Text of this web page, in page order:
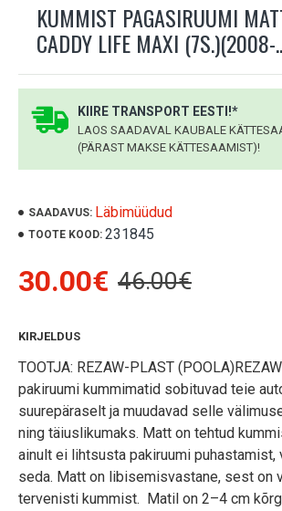
KUMMIST PAGASIRUUMI
CADDY LIFE MAXI
KIIRE TRANSPORT EESTI!*
LAOS SAADAVAL KAUBALE
(PÄRAST MAKSE KÄTTESAAMIST)!
SAADAVUS: Läbimüüdud
TOOTE KOOD: 231845
30.00€ 46.00€
KIRJELDUS
TOOTJA: REZAW-PLAST
pakiruumi kummimatid sobituvad teie
suurepäraselt ja muudavad selle
ning täiuslikumaks. Matt on tehtud
ainult ei lihtsusta pakiruumi puhastamist,
seda. Matt on libisemisvastane, sest on
tervenisti kummist. Matil on 2–4 cm